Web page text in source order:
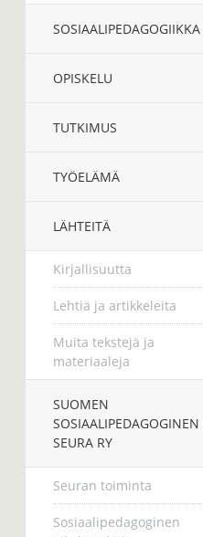
SOSIAALIPEDAGOGIIKKA
OPISKELU
TUTKIMUS
TYÖELÄMÄ
LÄHTEITÄ
Kirjallisuutta
Lehtiä ja artikkeleita
Muita tekstejä ja
materiaaleja
SUOMEN
SOSIAALIPEDAGOGINEN
SEURA RY
Seuran toiminta
Sosiaalipedagoginen